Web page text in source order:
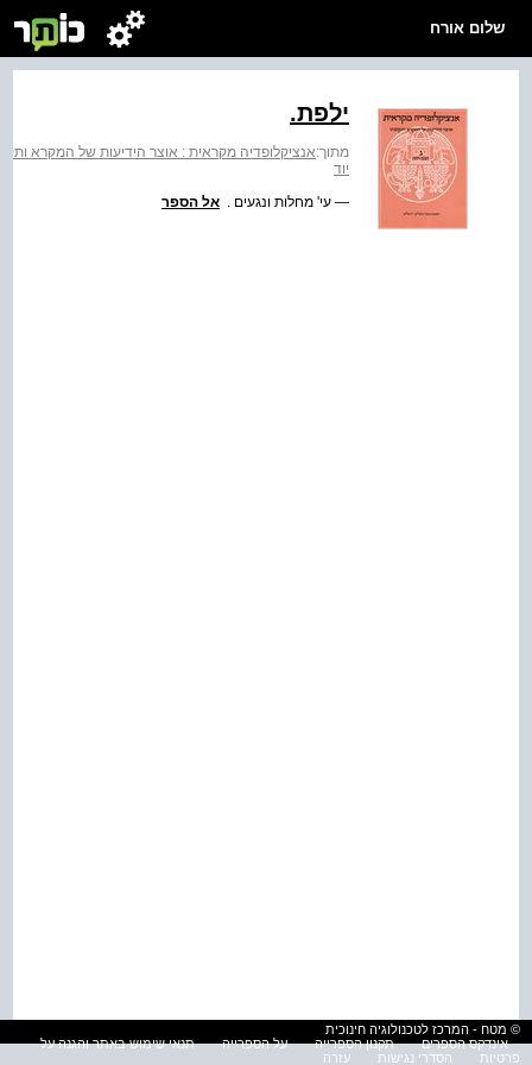
שלום אורח
ילפת.
מתוך:אנציקלופדיה מקראית : אוצר הידיעות של המקרא
יוד
— עי' מחלות ונגעים . אל הספר
© מטח - המרכז לטכנולוגיה חינוכית
אינדקס הספרים
תקנון הספרייה על הספרייה
תנאי שימוש באתר והגנה על
פרטיות
הסדרי נגישות עזרה